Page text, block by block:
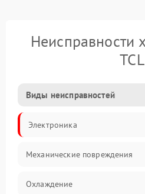
Неисправности
TCL
Виды неисправностей
Электроника
Механические повреждения
Охлаждение